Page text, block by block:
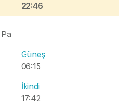
22:46
Güneş
06:15
İkindi
17:42